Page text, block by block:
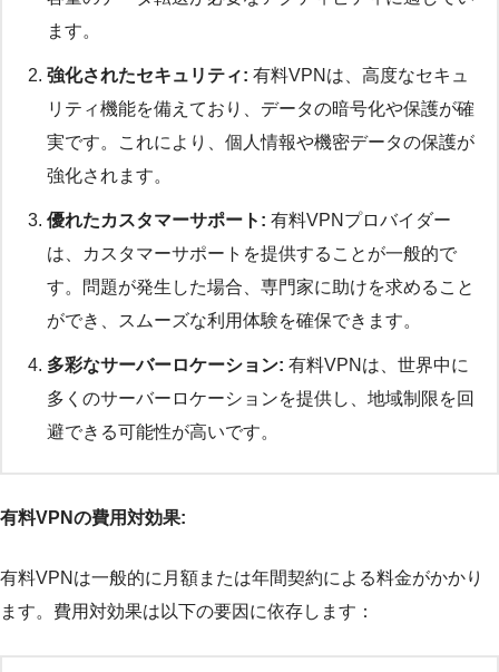
ます。
強化されたセキュリティ: 有料VPNは、高度なセキュ
リティ機能を備えており、データの暗号化や保護が確
実です。これにより、個人情報や機密データの保護が
強化されます。
優れたカスタマーサポート: 有料VPNプロバイダー
は、カスタマーサポートを提供することが一般的で
す。問題が発生した場合、専門家に助けを求めること
ができ、スムーズな利用体験を確保できます。
多彩なサーバーロケーション: 有料VPNは、世界中に
多くのサーバーロケーションを提供し、地域制限を回
避できる可能性が高いです。
有料VPNの費用対効果:
有料VPNは一般的に月額または年間契約による料金がかかり
ます。費用対効果は以下の要因に依存します：